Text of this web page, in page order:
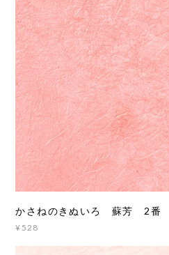
かさねのきぬいろ 蘇芳 2番
¥528